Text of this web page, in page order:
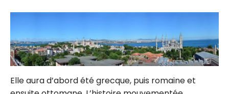
Elle aura d’abord été grecque, puis romaine et